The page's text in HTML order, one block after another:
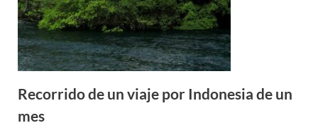
Recorrido de un viaje por Indonesia de un
mes